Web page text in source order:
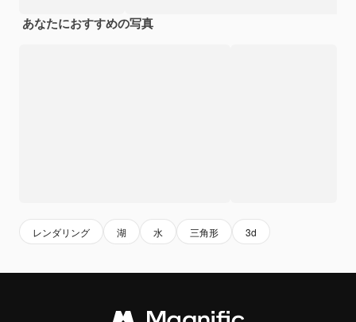
あなたにおすすめの写真
レンダリング 湖 水 三角形 3d